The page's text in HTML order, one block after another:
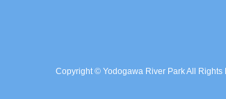
Copyright © Yodogawa River Park All Rights